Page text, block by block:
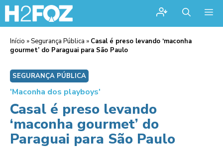
Início »Segurança Pública » Casal é preso levando ‘maconha
gourmet’ do Paraguai para São Paulo
SEGURANÇA PÚBLICA
'Maconha dos playboys'
Casal é preso levando
‘maconha gourmet’ do
Paraguai para São Paulo